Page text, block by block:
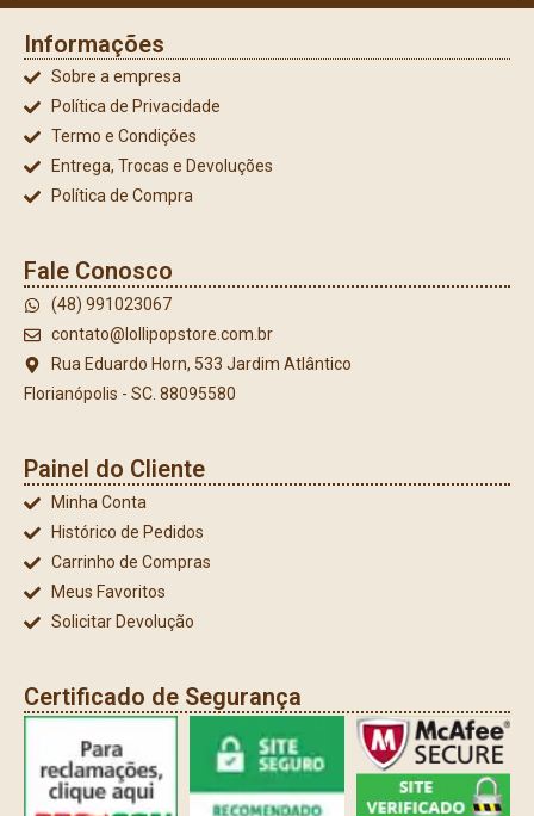
Informações
Sobre a empresa
Política de Privacidade
Termo e Condições
Entrega, Trocas e Devoluções
Política de Compra
Fale Conosco
(48) 991023067
contato@lollipopstore.com.br
Rua Eduardo Horn, 533 Jardim Atlântico
Florianópolis - SC. 88095580
Painel do Cliente
Minha Conta
Histórico de Pedidos
Carrinho de Compras
Meus Favoritos
Solicitar Devolução
Certificado de Segurança